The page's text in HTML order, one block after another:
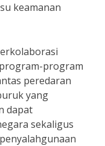
keamanan
program
peredaran
yang
dapat
sekaligus